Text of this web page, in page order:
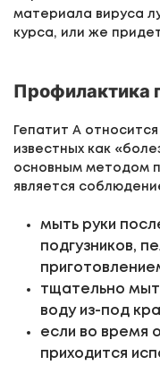
материала вируса
курса, или же
Профилактика
Гепатит А
известных как
основным методом
является
мыть руки
подгузников,
тщательно
воду из-под
если во время
приходится